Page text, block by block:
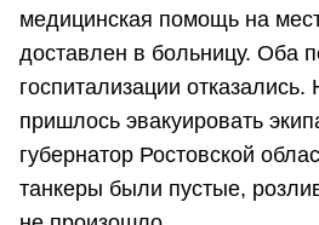
медицинская помощь на
доставлен в больницу. Оба
госпитализации
пришлось эвакуировать
губернатор Ростовской
танкеры были пустые,